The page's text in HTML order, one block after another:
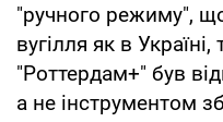
"ручного режиму",
вугілля як в
"Роттердам+" був
а не інструментом